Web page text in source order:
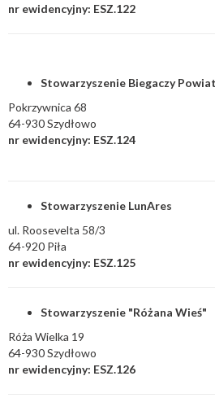
nr ewidencyjny: ESZ.122
Stowarzyszenie Biegaczy
Pokrzywnica 68
64-930 Szydłowo
nr ewidencyjny: ESZ.124
Stowarzyszenie LunAres
ul. Roosevelta 58/3
64-920 Piła
nr ewidencyjny: ESZ.125
Stowarzyszenie "Różana Wieś"
Róża Wielka 19
64-930 Szydłowo
nr ewidencyjny: ESZ.126